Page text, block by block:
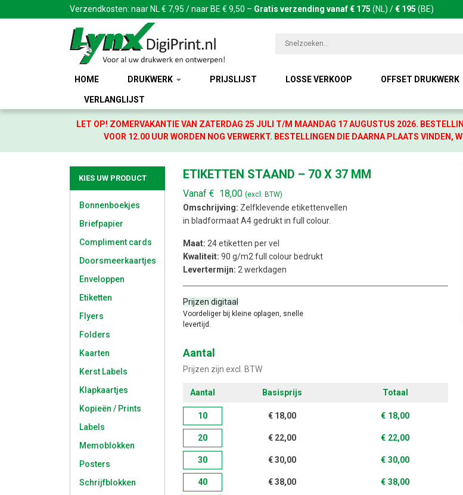
Verzendkosten: naar NL € 7,95 / naar BE € 9,50 – Gratis verzending vanaf € 175 (NL) /€ 195 (BE)
HOME DRUKWERK PRIJSLIJST LOSSE VERKOOP OFFSET DRUKWERK
VERLANGLIJST
LET OP! ZOMERVAKANTIE VAN ZATERDAG 25 JULI T/M MAANDAG 17 AUGUSTUS 2026.
VOOR 12.00 UUR WORDEN NOG VERWERKT. BESTELLINGEN DIE DAARNA PLAATS VINDEN,
KIES UW PRODUCT
Bonnenboekjes
Briefpapier
Compliment cards
Doorsmeerkaartjes
Enveloppen
Etiketten
Flyers
Folders
Kaarten
Kerst Labels
Klapkaartjes
Kopieën / Prints
Labels
Memoblokken
Posters
Schrijfblokken
ETIKETTEN STAAND – 70 X 37 MM
Vanaf € 18,00 (excl. BTW)
Omschrijving: Zelfklevende etikettenvellen
in bladformaat A4 gedrukt in full colour.
Maat: 24 etiketten per vel
Kwaliteit: 90 g/m2 full colour bedrukt
Levertermijn: 2 werkdagen
Prijzen digitaal
Voordeliger bij kleine oplagen, snelle
levertijd.
Aantal
Prijzen zijn excl. BTW
Aantal Basisprijs Totaal
10 € 18,00 € 18,00
20 € 22,00 € 22,00
30 € 30,00 € 30,00
40 € 38,00 € 38,00